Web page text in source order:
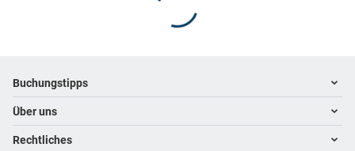
Footer navigation
Buchungstipps
Warum im Reisebüro buchen
Hoteltipps
Über uns
Kontakt
Rechtliches